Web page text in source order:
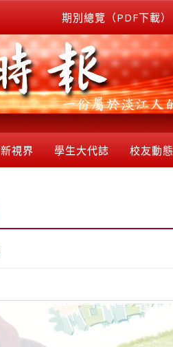
期別總覽（PDF下載）
視界 學生大代誌 校友動態